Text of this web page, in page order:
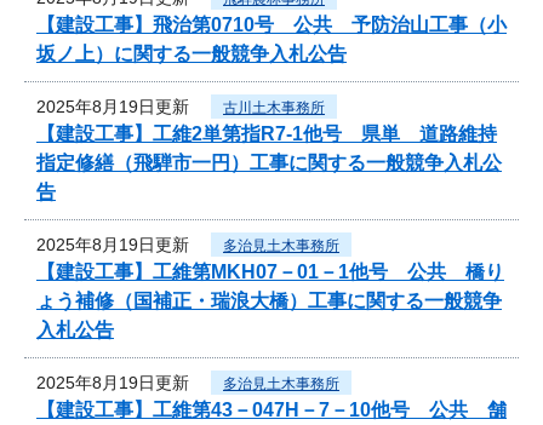
【建設工事】飛治第0710号 公共 予防治山工事（小
坂ノ上）に関する一般競争入札公告
2025年8月19日更新 古川土木事務所
【建設工事】工維2単第指R7-1他号 県単 道路維持
指定修繕（飛騨市一円）工事に関する一般競争入札公
告
2025年8月19日更新 多治見土木事務所
【建設工事】工維第MKH07－01－1他号 公共 橋り
ょう補修（国補正・瑞浪大橋）工事に関する一般競争
入札公告
2025年8月19日更新 多治見土木事務所
【建設工事】工維第43－047H－7－10他号 公共 舗